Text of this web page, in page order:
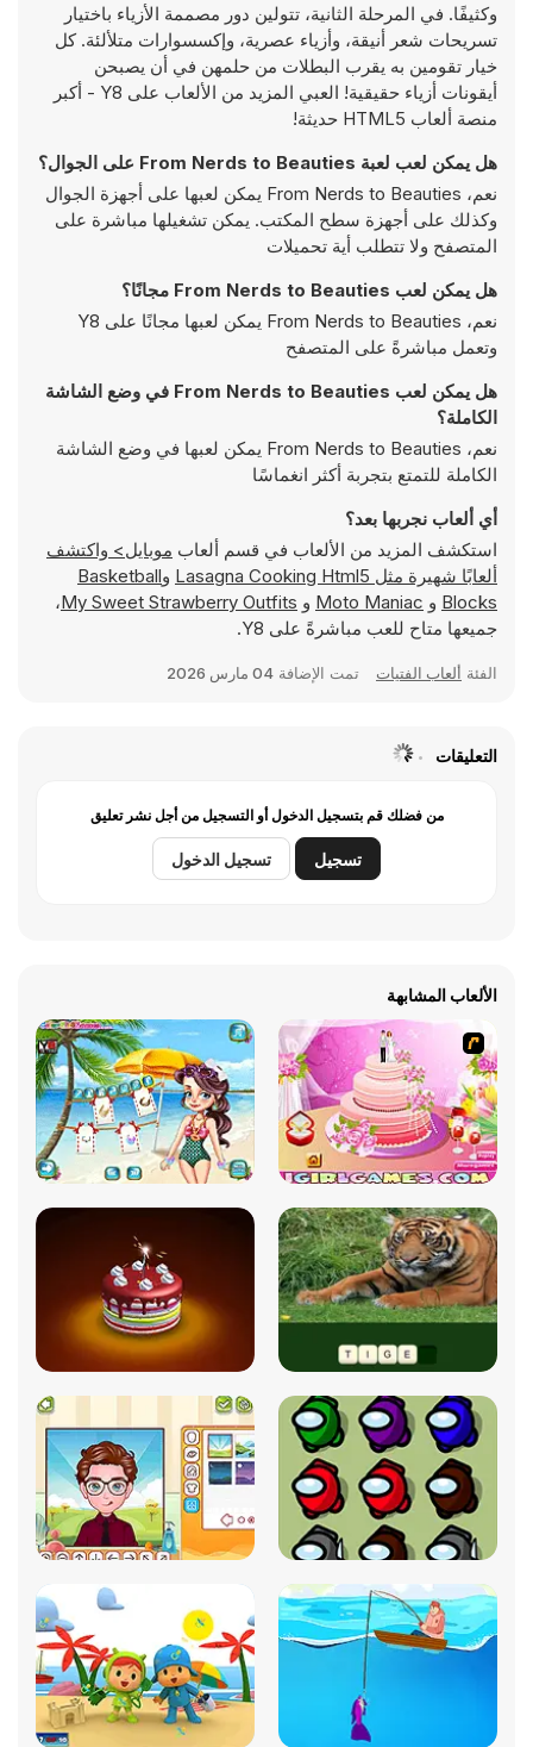
وكثيفًا. في المرحلة الثانية، تتولين دور مصممة الأزياء باختيار
تسريحات شعر أنيقة، وأزياء عصرية، وإكسسوارات متلألئة. كل
خيار تقومين به يقرب البطلات من حلمهن في أن يصبحن
أيقونات أزياء حقيقية! العبي المزيد من الألعاب على Y8 - أكبر
منصة ألعاب HTML5 حديثة!
هل يمكن لعب لعبة From Nerds to Beauties على الجوال؟
نعم، From Nerds to Beauties يمكن لعبها على أجهزة الجوال
وكذلك على أجهزة سطح المكتب. يمكن تشغيلها مباشرة على
المتصفح ولا تتطلب أية تحميلات
هل يمكن لعب From Nerds to Beauties مجانًا؟
نعم، From Nerds to Beauties يمكن لعبها مجانًا على Y8
وتعمل مباشرةً على المتصفح
هل يمكن لعب From Nerds to Beauties في وضع الشاشة
الكاملة؟
نعم، From Nerds to Beauties يمكن لعبها في وضع الشاشة
الكاملة للتمتع بتجربة أكثر انغماسًا
أي ألعاب نجربها بعد؟
استكشف المزيد من الألعاب في قسم ألعاب
موبايل> واكتشف
ألعابًا شهيرة مثل Lasagna Cooking Html5 وBasketball
Blocks و Moto Maniac و My Sweet Strawberry Outfits،
جميعها متاح للعب مباشرةً على Y8.
الفئة ألعاب الفتيات تمت الإضافة 04 مارس 2026
التعليقات
من فضلك قم بتسجيل الدخول أو التسجيل من أجل نشر تعليق
تسجيل تسجيل الدخول
الألعاب المشابهة